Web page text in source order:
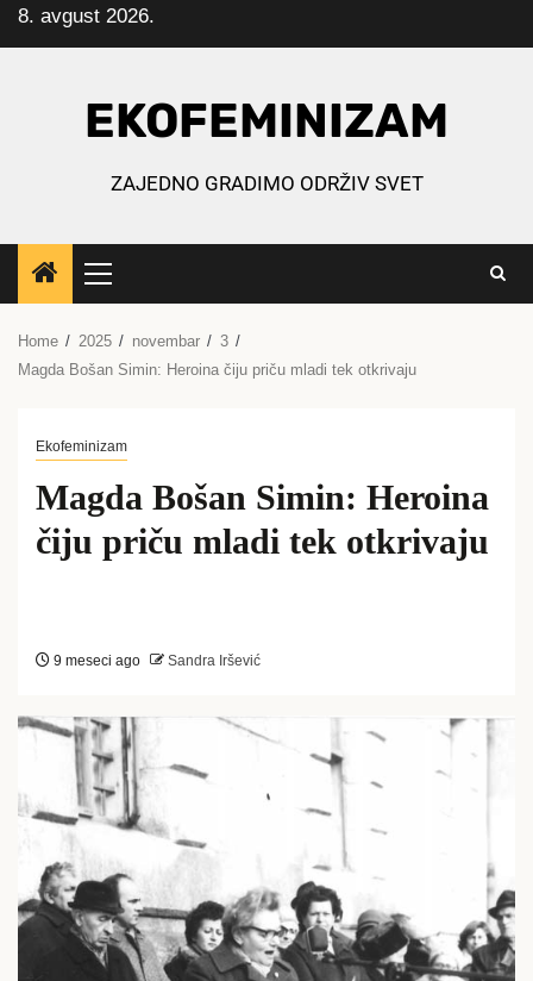
Skip
to
8. avgust 2026.
EKOFEMINIZAM
ZAJEDNO GRADIMO ODRŽIV SVET
Primary
Menu
Home 2025 novembar
3
Magda Bošan Simin: Heroina čiju priču mladi tek otkrivaju
Ekofeminizam
Magda Bošan Simin: Heroina
čiju priču mladi tek otkrivaju
9 meseci ago Sandra Iršević